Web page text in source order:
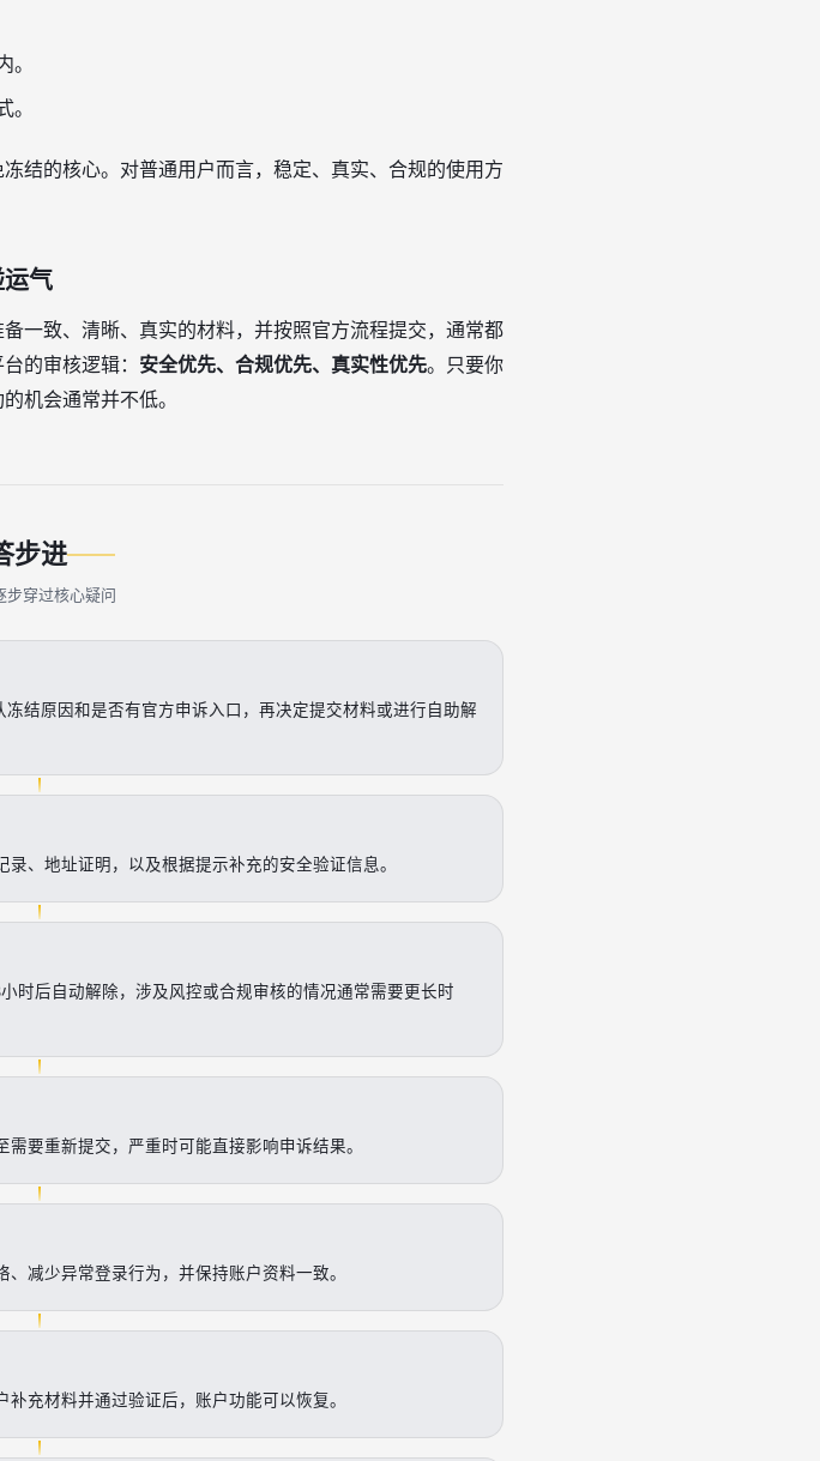
结的核心。对普通用户而言，稳定、真实、合规的使用方
气
一致、清晰、真实的材料，并按照官方流程提交，通常都
的审核逻辑： 安全优先、合规优先、真实性优先。只要你
机会通常并不低。
步进
步穿过核心疑问
结原因和是否有官方申诉入口，再决定提交材料或进行自助解
、地址证明，以及根据提示补充的安全验证信息。
时后自动解除，涉及风控或合规审核的情况通常需要更长时
要重新提交，严重时可能直接影响申诉结果。
减少异常登录行为，并保持账户资料一致。
充材料并通过验证后，账户功能可以恢复。